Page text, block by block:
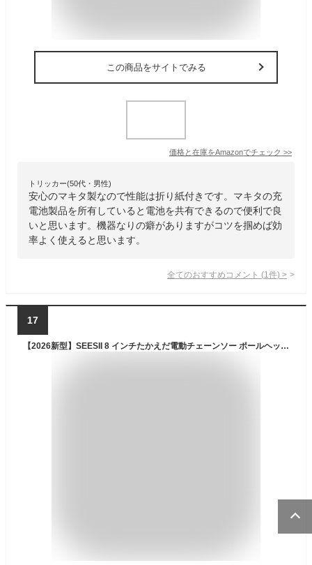
この商品をサイトでみる
価格と在庫をAmazonでチェック >>
トリッカー(50代・男性)
安心のマキタ製なので性能は折り紙付きです。マキタの充
電池製品を所有していると電池を共有できるので便利で良
いと思います。機器なりの癖がありますがコツを掴めば効
率よく使えると思います。
全てのおすすめコメント (1 件) >
17
【2026新型】SEESII 8 インチたかえだ電動チェーンソー ポールヘッジトリマー 電動芝生バリカン 1台6役 4000mAh バッテリー2 個付属 バッテリー 着脱伸縮式 190-300cm長さ無段階調節と0°～180°ヘッジ角度調節 芝生を刈る 庭木や生垣の剪定 植木手入れ 高枝切り 木工切断 薪作り 竹を切る 園芸設備 品番 L40